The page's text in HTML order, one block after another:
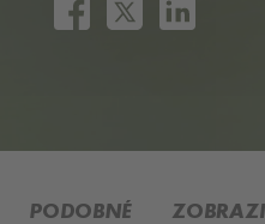
PODOBNÉ